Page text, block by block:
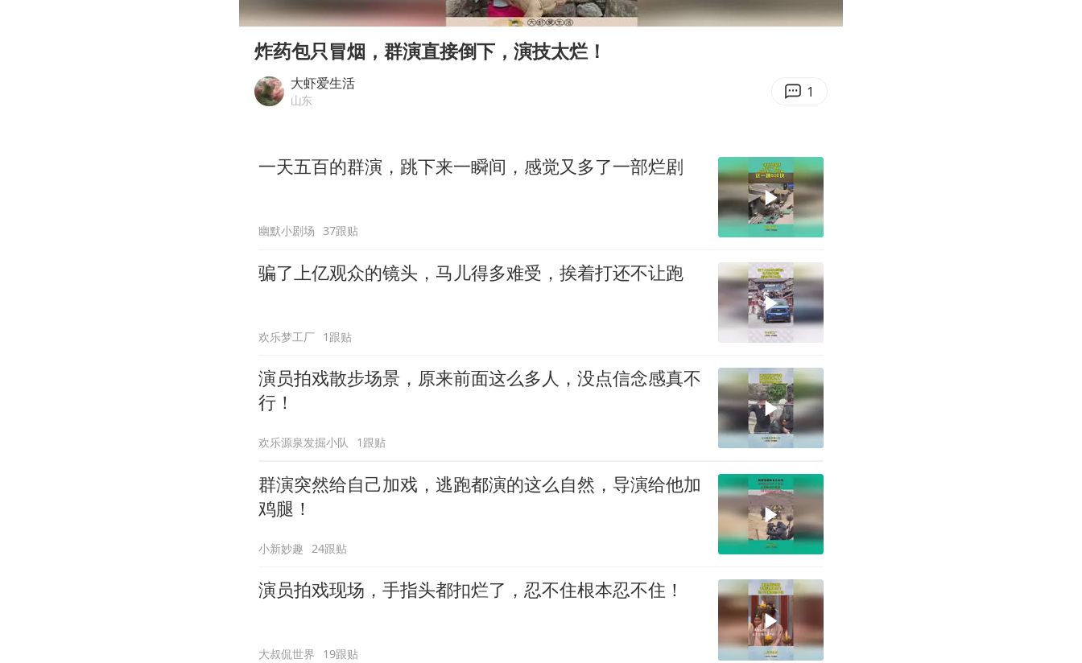
四川宜宾市高县发生4.9级地震
公司“上四休三”但要降薪1000元
“中国蔬菜之乡”最高温达41.8℃
Play
Enter
炸药包只冒烟，群演直接倒下，演技太烂！
大虾爱生活
山东 1
一天五百的群演，跳下来一瞬间，感觉又多了一部烂剧
幽默小剧场 37跟贴
骗了上亿观众的镜头，马儿得多难受，挨着打还不让跑
欢乐梦工厂 1跟贴
演员拍戏散步场景，原来前面这么多人，没点信念感真不
行！
欢乐源泉发掘小队 1跟贴
群演突然给自己加戏，逃跑都演的这么自然，导演给他加
鸡腿！
小新妙趣 24跟贴
演员拍戏现场，手指头都扣烂了，忍不住根本忍不住！
大叔侃世界 19跟贴